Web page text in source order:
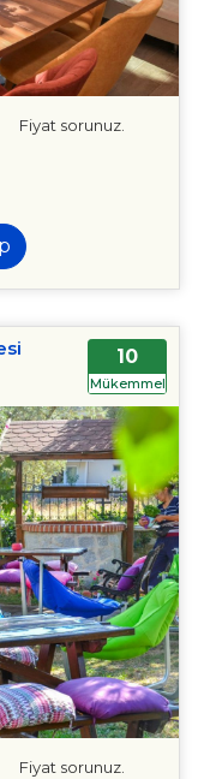
Fiyat sorunuz.
10
Mükemmel
Fiyat sorunuz.